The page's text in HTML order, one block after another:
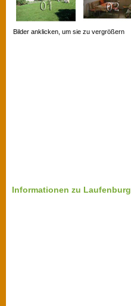
Bilder anklicken, um sie zu vergrößern
Informationen zu Laufenburg